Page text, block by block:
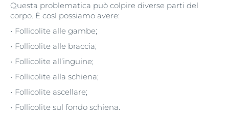
Questa problematica può colpire diverse parti del
corpo. È così possiamo avere:
Follicolite alle gambe;
Follicolite alle braccia;
Follicolite all’inguine;
Follicolite alla schiena;
Follicolite ascellare;
Follicolite sul fondo schiena.